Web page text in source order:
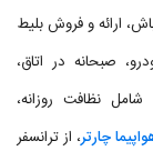
بیدارباش،‌ ارائه و فروش بلیط
صبحانه در اتاق،
نظافت روزانه،
چارتر، از ترانسفر